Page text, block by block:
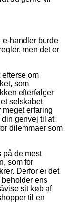
e-handler burde
men det er
om
som
efterfølger
selskabet
erfaring
din genvej til at
dilemmaer som
på de mest
som for
Derfor er det
beholder ens
sit køb af
til en